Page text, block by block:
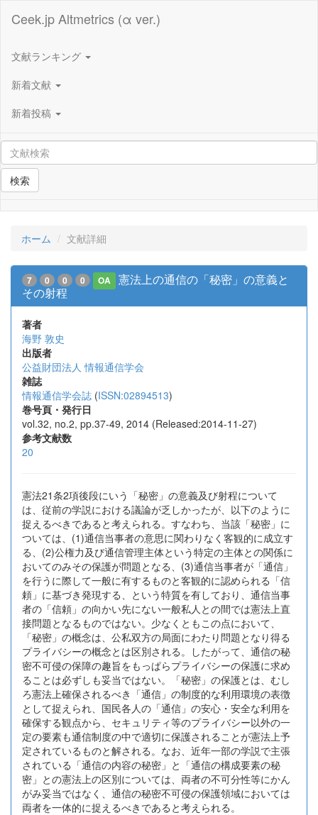
Ceek.jp Altmetrics (α ver.)
文献ランキング
新着文献
新着投稿
検索
ホーム 文献詳細
7 0 0 0 OA
憲法上の通信の「秘密」の意義と
その射程
著者
海野 敦史
出版者
公益財団法人 情報通信学会
雑誌
情報通信学会誌 (ISSN:02894513)
巻号頁・発行日
vol.32, no.2, pp.37-49, 2014 (Released:2014-11-27)
参考文献数
20
憲法21条2項後段にいう「秘密」の意義及び射程について
は、従前の学説における議論が乏しかったが、以下のように
捉えるべきであると考えられる。すなわち、当該「秘密」に
ついては、(1)通信当事者の意思に関わりなく客観的に成立す
る、(2)公権力及び通信管理主体という特定の主体との関係に
おいてのみその保護が問題となる、(3)通信当事者が「通信」
を行うに際して一般に有するものと客観的に認められる「信
頼」に基づき発現する、という特質を有しており、通信当事
者の「信頼」の向かい先にない一般私人との間では憲法上直
接問題となるものではない。少なくともこの点において、
「秘密」の概念は、公私双方の局面にわたり問題となり得る
プライバシーの概念とは区別される。したがって、通信の秘
密不可侵の保障の趣旨をもっぱらプライバシーの保護に求め
ることは必ずしも妥当ではない。「秘密」の保護とは、むし
ろ憲法上確保されるべき「通信」の制度的な利用環境の表徴
として捉えられ、国民各人の「通信」の安心・安全な利用を
確保する観点から、セキュリティ等のプライバシー以外の一
定の要素も通信制度の中で適切に保護されることが憲法上予
定されているものと解される。なお、近年一部の学説で主張
されている「通信の内容の秘密」と「通信の構成要素の秘
密」との憲法上の区別については、両者の不可分性等にかん
がみ妥当ではなく、通信の秘密不可侵の保護領域においては
両者を一体的に捉えるべきであると考えられる。